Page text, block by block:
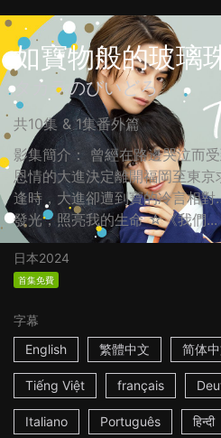
如寶物般的玻璃
タカラのびいどろ
共10集 & 1集番外篇
影集簡介： 曾經在路邊哭泣而
恩情的大進決定離開福岡至東
逢時，大進卻遭到寶的冷言相
發光，照亮我的生命 ☆《我們...
日本2024
首集免費
字幕
English
繁體中文 简体
Tiếng Việt français
Italiano Português हिन्दी